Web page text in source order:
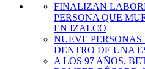
FINALIZAN
PERSONA QUE
EN IZALCO
NUEVE
DENTRO DE UNA
A LOS 97 AÑOS,